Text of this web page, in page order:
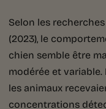
Selon les
(2023), le
chien semble être
modérée et variable.
les animaux
concentrations